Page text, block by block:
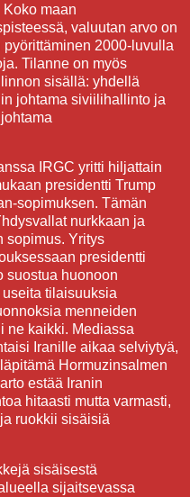
Koko maan
valuutan arvo on
2000-luvulla
Tilanne on myös
sisällä: yhdellä
johtama siviilihallinto ja
IRGC yritti hiljattain
presidentti Trump
sopimuksen. Tämän
nurkkaan ja
sopimus. Yritys
presidentti
suostua huonoon
tilaisuuksia
menneiden
ne kaikki. Mediassa
Iranille aikaa selviytyä,
Hormuzinsalmen
estää Iranin
hitaasti mutta varmasti,
ruokkii sisäisiä
sisäisestä
sijaitsevassa